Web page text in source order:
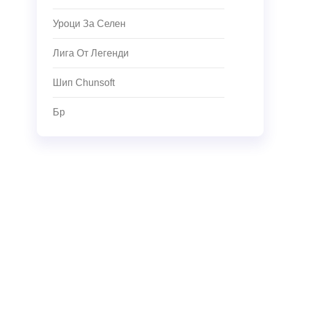
Уроци За Селен
Лига От Легенди
Шип Chunsoft
Бр